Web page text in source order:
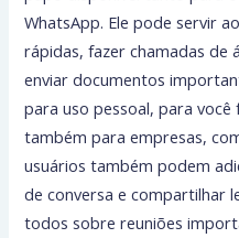
WhatsApp. Ele pode servir
rápidas, fazer chamadas de
enviar documentos
para uso pessoal, para
também para empresas,
usuários também podem
de conversa e compartilhar
todos sobre reuniões